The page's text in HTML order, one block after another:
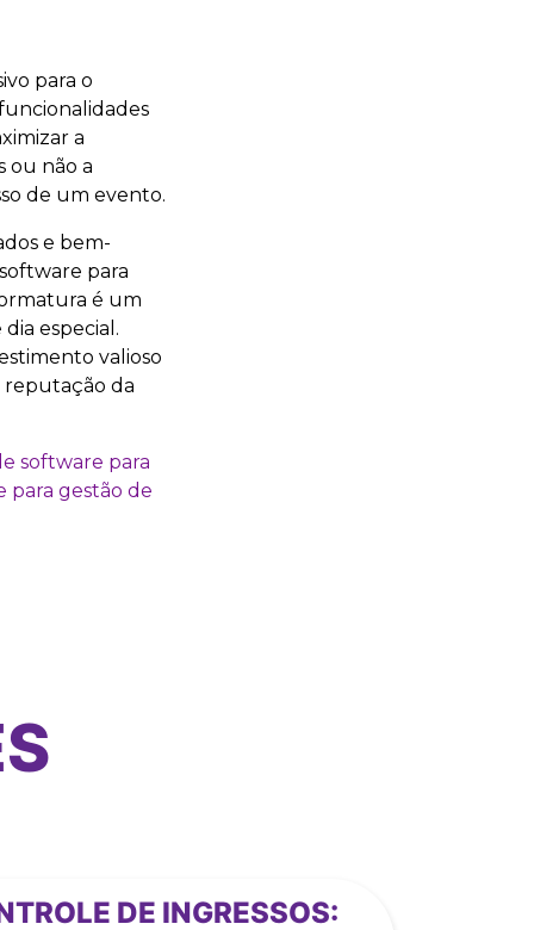
para o
a
ou não a
de um evento.
e bem-
para
é um
especial.
valioso
reputação da
software para
para gestão de
DE INGRESSOS: